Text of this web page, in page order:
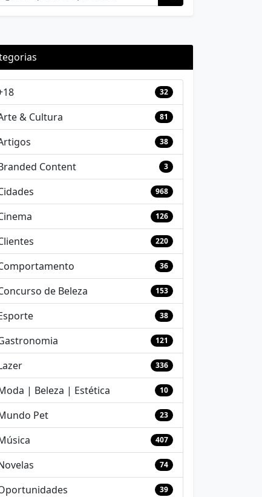
32
& Cultura 81
38
Content 3
968
126
220
36
de Beleza 153
38
121
336
| Beleza | Estética 10
Pet 23
407
74
39